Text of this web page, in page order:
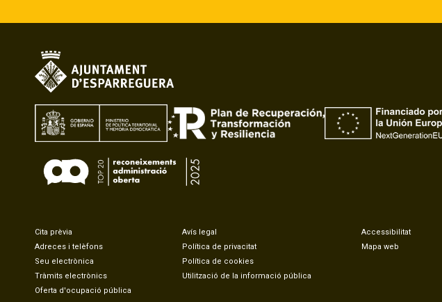
Cita prèvia
Adreces i telèfons
Seu electrònica
Tràmits electrònics
Oferta d'ocupació pública
Avís legal
Política de privacitat
Política de cookies
Utilització de la informació pública
Accessibilitat
Mapa web